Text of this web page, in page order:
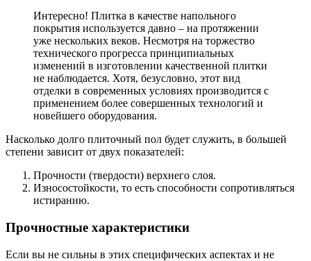
Интересно! Плитка в качестве напольного
покрытия используется давно – на протяжении
уже нескольких веков. Несмотря на торжество
технического прогресса принципиальных
изменений в изготовлении качественной плитки
не наблюдается. Хотя, безусловно, этот вид
отделки в современных условиях производится с
применением более совершенных технологий и
новейшего оборудования.
Насколько долго плиточный пол будет служить, в большей
степени зависит от двух показателей:
Прочности (твердости) верхнего слоя.
Износостойкости, то есть способности сопротивляться
истиранию.
Прочностные характеристики
Если вы не сильны в этих специфических аспектах и не